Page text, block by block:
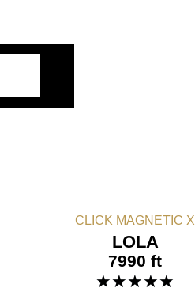
CLICK MAGNETIC X
LOLA
7990 ft
★★★★★